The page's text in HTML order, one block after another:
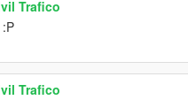
Trafico
Trafico